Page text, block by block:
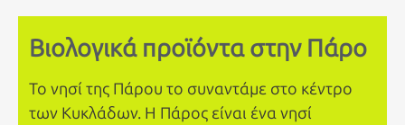
Βιολογικά προϊόντα στην Πάρο
Το νησί της Πάρου το συναντάμε στο κέντρο
των Κυκλάδων. Η Πάρος είναι ένα νησί